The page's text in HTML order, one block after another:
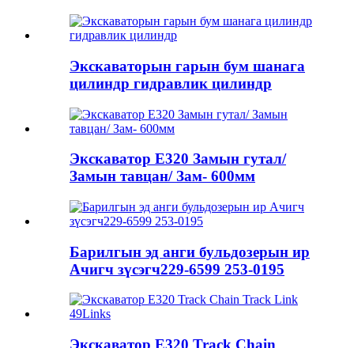
Экскаваторын гарын бум шанага
цилиндр гидравлик цилиндр
Экскаватор E320 Замын гутал/
Замын тавцан/ Зам- 600мм
Барилгын эд анги бульдозерын ир
Ачигч зүсэгч229-6599 253-0195
Экскаватор E320 Track Chain